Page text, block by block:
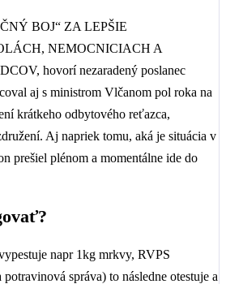
BOJ“ ZA LEPŠIE
NEMOCNICIACH A
hovorí nezaradený poslanec
aj s ministrom Vlčanom pol roka na
krátkeho odbytového reťazca,
Aj napriek tomu, aká je situácia v
prešiel plénom a momentálne ide do
napr 1kg mrkvy, RVPS
správa) to následne otestuje a